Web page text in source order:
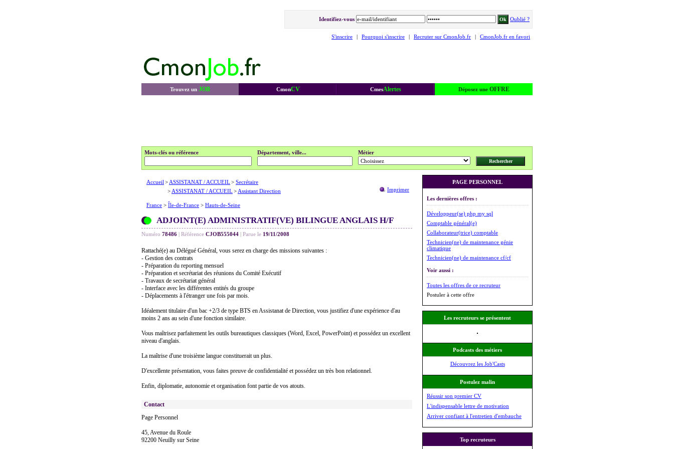
Identifiez-vous Oublié ?
S'inscrire | Pourquoi s'inscrire | Recruter sur CmonJob.fr | CmonJob.fr en favori
Trouvez un JOB CmonCV CmesAlertes Déposez une OFFRE
Mots-clés ou référence Département, ville... Métier
Imprimer
Accueil > ASSISTANAT / ACCUEIL > Secrétaire
> ASSISTANAT / ACCUEIL > Assistant Direction
France > Île-de-France > Hauts-de-Seine
ADJOINT(E) ADMINISTRATIF(VE) BILINGUE ANGLAIS H/F
Numéro 78486 | Référence CJOB555044 | Parue le 19/11/2008
Rattaché(e) au Délégué Général, vous serez en charge des missions suivantes :
- Gestion des contrats
- Préparation du reporting mensuel
- Préparation et secrétariat des réunions du Comité Exécutif
- Travaux de secrétariat général
- Interface avec les différentes entités du groupe
- Déplacements à l'étranger une fois par mois.
Idéalement titulaire d'un bac +2/3 de type BTS en Assistanat de Direction, vous justifiez d'une expérience d'au
moins 2 ans au sein d'une fonction similaire.
Vous maîtrisez parfaitement les outils bureautiques classiques (Word, Excel, PowerPoint) et possédez un excellent
niveau d'anglais.
La maîtrise d'une troisième langue constituerait un plus.
D'excellente présentation, vous faites preuve de confidentialité et possédez un très bon relationnel.
Enfin, diplomatie, autonomie et organisation font partie de vos atouts.
Contact
Page Personnel
45, Avenue du Roule
92200 Neuilly sur Seine
PAGE PERSONNEL
Les dernières offres :
Développeur(se) php my sql
Comptable général(e)
Collaborateur(trice) comptable
Technicien(ne) de maintenance génie
climatique
Technicien(ne) de maintenance cf/cf
Voir aussi :
Toutes les offres de ce recruteur
Postuler à cette offre
Les recruteurs se présentent
Podcasts des métiers
Découvrez les Job'Casts
Postulez malin
Réussir son premier CV
L'indispensable lettre de motivation
Arriver confiant à l'entretien d'embauche
Top recruteurs